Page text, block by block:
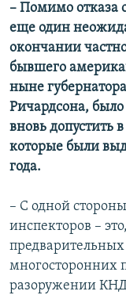
– Помимо отказа
еще один
окончании
бывшего
ныне
Ричардсона,
вновь допустить
которые были
года.
– С одной
инспекторов –
многосторонних
разоружении